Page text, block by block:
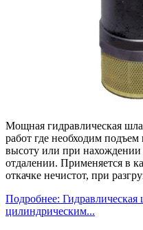
Мощная гидравлическая
работ где необходим
высоту или при нахождении
отдалении. Применяется в
откачке нечистот, при
Подробнее:
цилиндрическим...